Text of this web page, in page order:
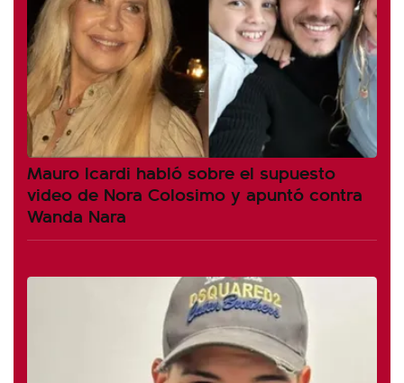
Mauro Icardi habló sobre el supuesto
video de Nora Colosimo y apuntó contra
Wanda Nara